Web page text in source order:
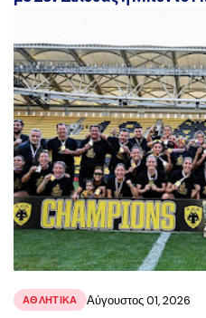
ΑΘΛΗΤΙΚΑ Αύγουστος 01, 2026